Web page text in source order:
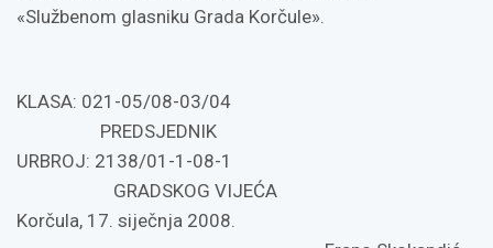
«Službenom glasniku Grada Korčule».
KLASA: 021-05/08-03/04
PREDSJEDNIK
URBROJ: 2138/01-1-08-1
GRADSKOG VIJEĆA
Korčula, 17. siječnja 2008.